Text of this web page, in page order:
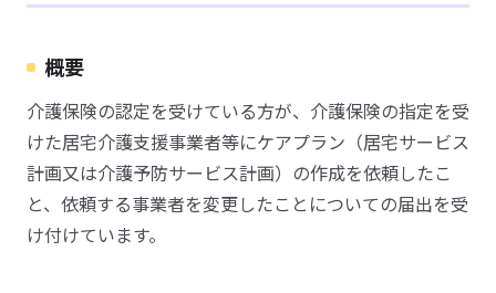
概要
介護保険の認定を受けている方が、介護保険の指定を受
けた居宅介護支援事業者等にケアプラン（居宅サービス
計画又は介護予防サービス計画）の作成を依頼したこ
と、依頼する事業者を変更したことについての届出を受
け付けています。